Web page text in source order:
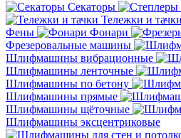
Секаторы
Тележки и тачки
Фены
Фонари
Фрезеровальные машины
Шлифмашины вибрационные
Шлифмашины ленточные
Шлифмашины по бетону
Шлифмашины прямые
Шлифмашины щёточные
Шлифмашины эксцентриковые